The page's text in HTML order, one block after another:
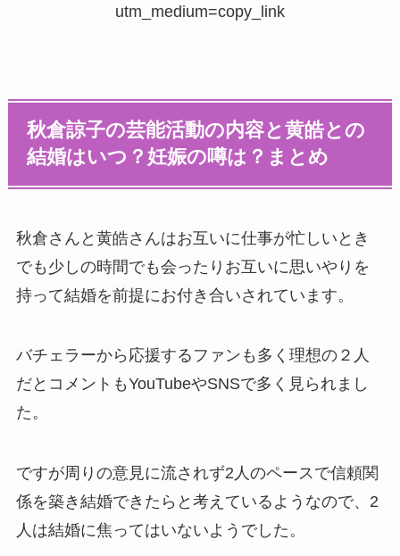
utm_medium=copy_link
秋倉諒子の芸能活動の内容と黄皓との
結婚はいつ？妊娠の噂は？まとめ
秋倉さんと黄皓さんはお互いに仕事が忙しいとき
でも少しの時間でも会ったりお互いに思いやりを
持って結婚を前提にお付き合いされています。
バチェラーから応援するファンも多く理想の２人
だとコメントもYouTubeやSNSで多く見られまし
た。
ですが周りの意見に流されず2人のペースで信頼関
係を築き結婚できたらと考えているようなので、2
人は結婚に焦ってはいないようでした。